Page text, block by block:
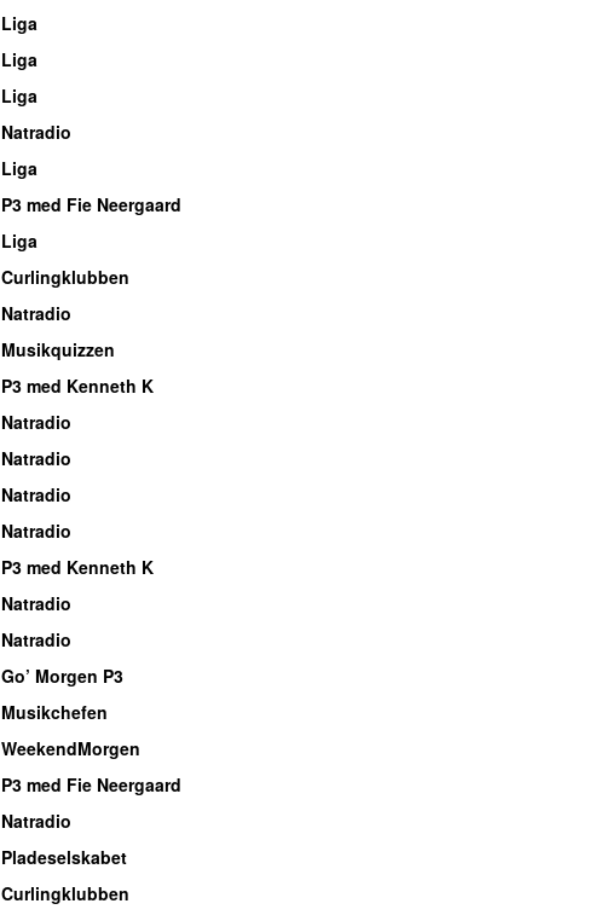
Liga
Liga
Liga
Natradio
Liga
P3 med Fie Neergaard
Liga
Curlingklubben
Natradio
Musikquizzen
P3 med Kenneth K
Natradio
Natradio
Natradio
Natradio
P3 med Kenneth K
Natradio
Natradio
Go’ Morgen P3
Musikchefen
WeekendMorgen
P3 med Fie Neergaard
Natradio
Pladeselskabet
Curlingklubben